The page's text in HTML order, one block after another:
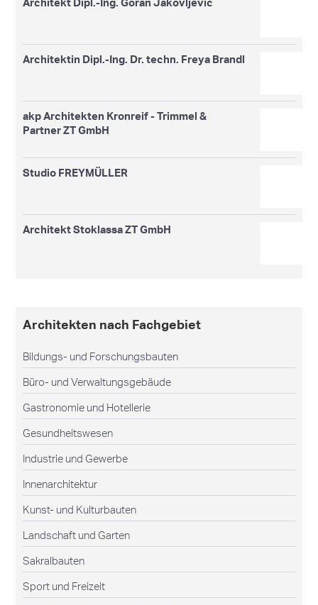
Architektin Dipl.-Ing. Dr. techn. Freya Brandl
akp Architekten Kronreif - Trimmel &
Partner ZT GmbH
Studio FREYMÜLLER
Architekt Stoklassa ZT GmbH
Architekten nach Fachgebiet
Bildungs- und Forschungsbauten
Büro- und Verwaltungsgebäude
Gastronomie und Hotellerie
Gesundheitswesen
Industrie und Gewerbe
Innenarchitektur
Kunst- und Kulturbauten
Landschaft und Garten
Sakralbauten
Sport und Freizeit